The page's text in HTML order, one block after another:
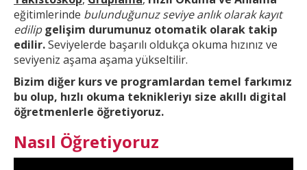
eğitimlerinde bulunduğunuz seviye anlık olarak kayıt
edilip gelişim durumunuz otomatik olarak takip
edilir.Seviyelerde başarılı oldukça okuma hızınız ve
seviyeniz aşama aşama yükseltilir.
Bizim diğer kurs ve programlardan temel farkımız
bu olup, hızlı okuma teknikleriyı size akıllı digital
öğretmenlerle öğretiyoruz.
Nasıl Öğretiyoruz